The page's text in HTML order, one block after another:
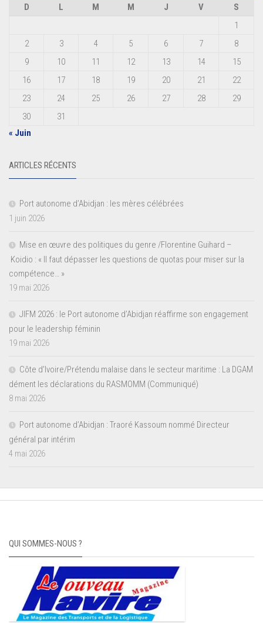
D
L M M J V
S
1
2
3 4 5 6 7
8
9
10 11 12 13 14
15
16
17 18 19 20 21
22
23
24 25 26 27 28
29
30
31
« Juin
ARTICLES RÉCENTS
Port autonome d’Abidjan : les mères célébrées
1 juin 2026
Mise en œuvre des politiques du genre /Florentine Guihard –
Koidio : « Il faut dépasser les questions de quotas pour miser sur la
compétence… »
19 mai 2026
JIFM 2026 : le Port autonome d’Abidjan réaffirme son engagement
pour le leadership féminin
19 mai 2026
Côte d’Ivoire/Prétendu malaise dans le secteur maritime : La DGAM
dément les déclarations du RASMOMM (Communiqué)
8 mai 2026
Port autonome d’Abidjan : Traoré Kassoum nommé Directeur
général par intérim
4 mai 2026
QUI SOMMES-NOUS ?